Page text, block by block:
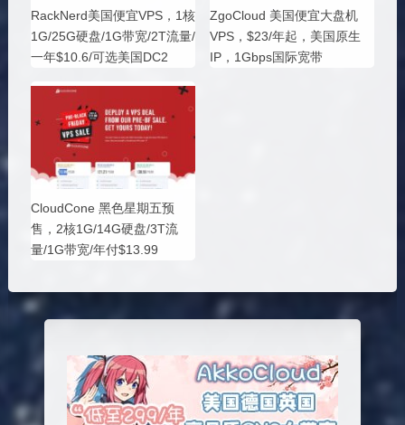
RackNerd美国便宜VPS，1核
1G/25G硬盘/1G带宽/2T流量/
一年$10.6/可选美国DC2
ZgoCloud 美国便宜大盘机
VPS，$23/年起，美国原生
IP，1Gbps国际宽带
CloudCone 黑色星期五预
售，2核1G/14G硬盘/3T流
量/1G带宽/年付$13.99